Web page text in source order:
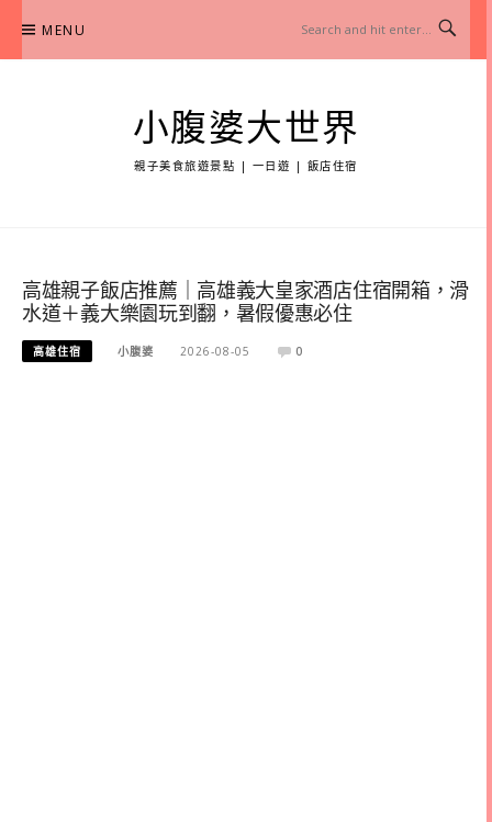
content
MENU
小腹婆大世界
親子美食旅遊景點 | 一日遊 | 飯店住宿
高雄親子飯店推薦｜高雄義大皇家酒店住宿開箱，滑
水道＋義大樂園玩到翻，暑假優惠必住
高雄住宿 小腹婆 2026-08-05 0